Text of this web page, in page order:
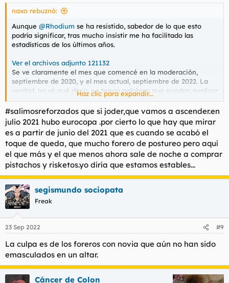
s
naxo rebuznó:
Aunque @Rhodium se ha resistido, sabedor de lo que esto
podría significar, tras mucho insistir me ha facilitado las
estadísticas de los últimos años.
Ver el archivos adjunto 121132
Se ve claramente el mes que comencé en la moderación,
septiembre de 2020, y el mes actual, septiembre de 2022. La
verdad, no sé qué decir, no tengo palabras que puedan explicar
esta tendencia, supongo que no estamos tan mal como esas
cifras parecen indicar y que lo mejor está por llegar.
Disfrutad de este fracachat, podría ser el último.
Haz clic para expandir...
#salimosreforzados que si joder,que vamos a ascender.en
julio 2021 hubo eurocopa .por cierto lo que hay que mirar
es a partir de junio del 2021 que es cuando se acabó el
toque de queda, que mucho forero de postureo pero aquí
el que más y el que menos ahora sale de noche a comprar
pistachos y risketos.yo diría que estamos estables...
segismundo sociopata
Freak
23 Sep 2022 #9
La culpa es de los foreros con novia que aún no han sido
emasculados en un altar.
Cáncer de Colon